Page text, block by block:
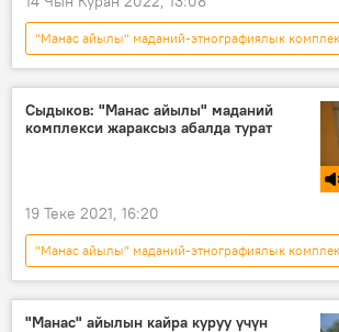
"Манас айылы" маданий-этнографиялык
Кыргызстан
курулуш
түшүндүрмө
Сыдыков: "Манас айылы" маданий
комплекси жараксыз абалда турат
19 Теке 2021, 16:20
"Манас айылы" маданий-этнографиялык
Радио
Коом
Кыргызстан
Маданият
Дөөлөт Сыдыков
"Манас" айылын кайра куруу үчүн